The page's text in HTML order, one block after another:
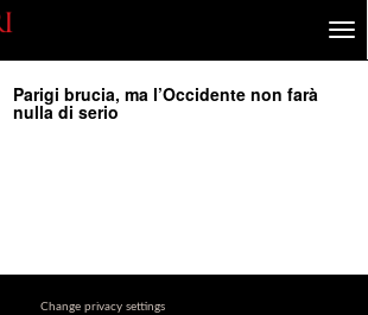
Parigi brucia, ma l’Occidente non farà
nulla di serio
Change privacy settings